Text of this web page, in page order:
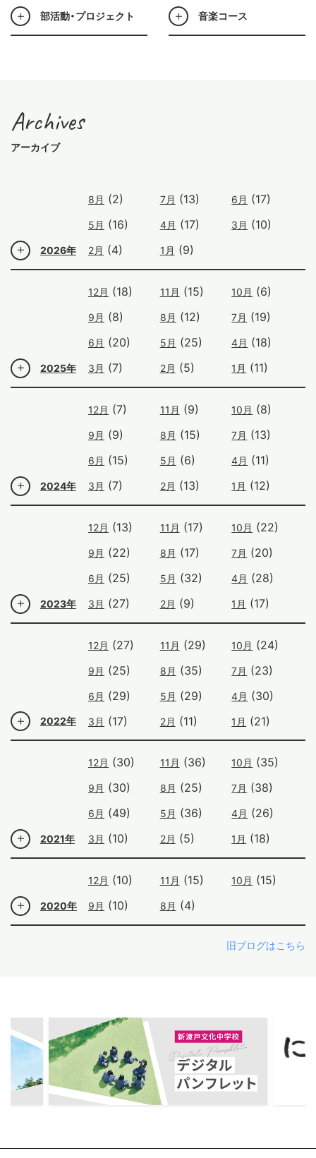
部活動・プロジェクト 音楽コース
Archives
アーカイブ
2026年
8月 (2) 7月 (13) 6月 (17)
5月 (16) 4月 (17) 3月 (10)
2月 (4) 1月 (9)
2025年
12月 (18) 11月 (15) 10月 (6)
9月 (8) 8月 (12) 7月 (19)
6月 (20) 5月 (25) 4月 (18)
3月 (7) 2月 (5) 1月 (11)
2024年
12月 (7) 11月 (9) 10月 (8)
9月 (9) 8月 (15) 7月 (13)
6月 (15) 5月 (6) 4月 (11)
3月 (7) 2月 (13) 1月 (12)
2023年
12月 (13) 11月 (17) 10月 (22)
9月 (22) 8月 (17) 7月 (20)
6月 (25) 5月 (32) 4月 (28)
3月 (27) 2月 (9) 1月 (17)
2022年
12月 (27) 11月 (29) 10月 (24)
9月 (25) 8月 (35) 7月 (23)
6月 (29) 5月 (29) 4月 (30)
3月 (17) 2月 (11) 1月 (21)
2021年
12月 (30) 11月 (36) 10月 (35)
9月 (30) 8月 (25) 7月 (38)
6月 (49) 5月 (36) 4月 (26)
3月 (10) 2月 (5) 1月 (18)
2020年
12月 (10) 11月 (15) 10月 (15)
9月 (10) 8月 (4)
旧ブログはこちら